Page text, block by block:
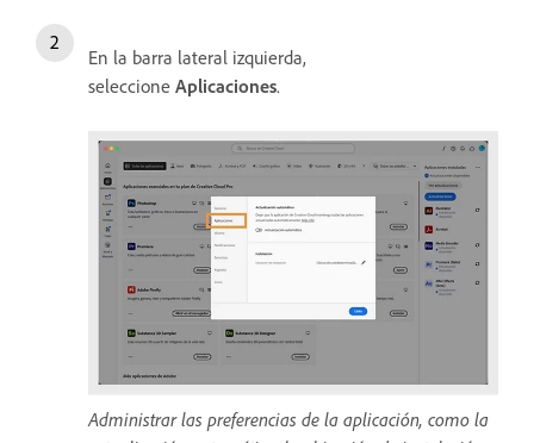
En la barra lateral izquierda,
seleccione Aplicaciones.
Administrar las preferencias de la aplicación, como la